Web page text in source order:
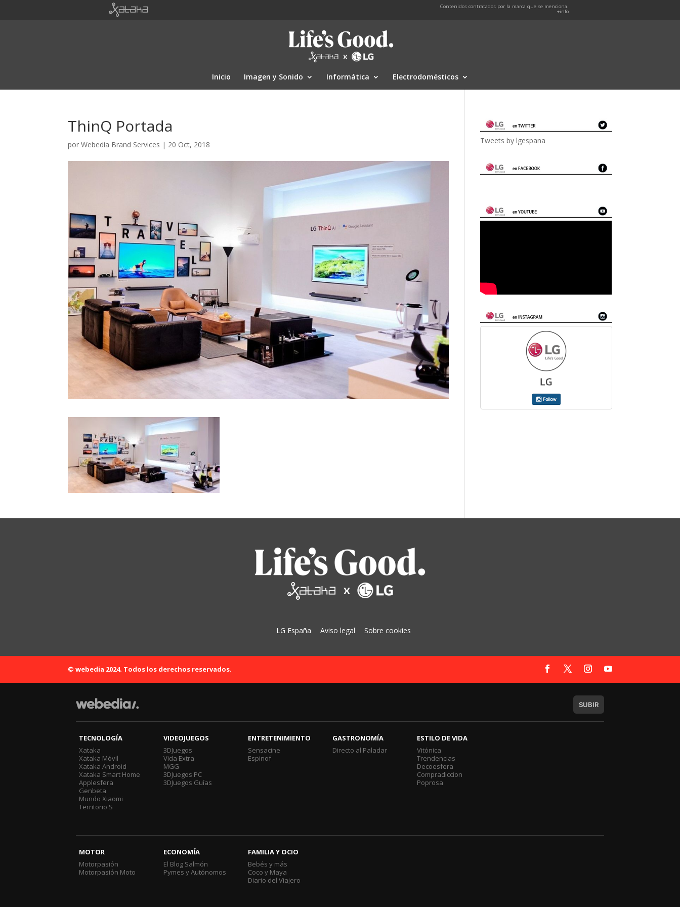
Contenidos contratados por la marca que se menciona.
+info
Inicio Imagen y Sonido Informática Electrodomésticos
ThinQ Portada
porWebedia Brand Services | 20 Oct, 2018 Tweets by lgespana
LG España Aviso legal Sobre cookies
© webedia 2024. Todos los derechos reservados.
SUBIR
TECNOLOGÍA
Xataka
Xataka Móvil
Xataka Android
Xataka Smart Home
Applesfera
Genbeta
Mundo Xiaomi
Territorio S
VIDEOJUEGOS
3DJuegos
Vida Extra
MGG
3DJuegos PC
3DJuegos Guías
ENTRETENIMIENTO
Sensacine
Espinof
GASTRONOMÍA
Directo al Paladar
ESTILO DE VIDA
Vitónica
Trendencias
Decoesfera
Compradiccion
Poprosa
MOTOR
Motorpasión
Motorpasión Moto
ECONOMÍA
El Blog Salmón
Pymes y Autónomos
FAMILIA Y OCIO
Bebés y más
Coco y Maya
Diario del Viajero